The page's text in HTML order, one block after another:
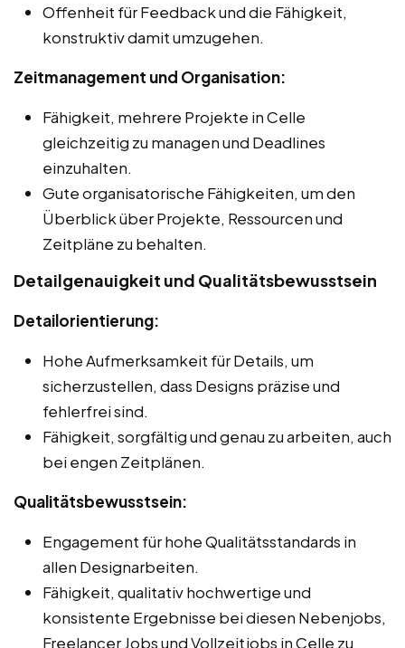
Offenheit für Feedback und die Fähigkeit,
konstruktiv damit umzugehen.
Zeitmanagement und Organisation:
Fähigkeit, mehrere Projekte in Celle
gleichzeitig zu managen und Deadlines
einzuhalten.
Gute organisatorische Fähigkeiten, um den
Überblick über Projekte, Ressourcen und
Zeitpläne zu behalten.
Detailgenauigkeit und Qualitätsbewusstsein
Detailorientierung:
Hohe Aufmerksamkeit für Details, um
sicherzustellen, dass Designs präzise und
fehlerfrei sind.
Fähigkeit, sorgfältig und genau zu arbeiten, auch
bei engen Zeitplänen.
Qualitätsbewusstsein:
Engagement für hohe Qualitätsstandards in
allen Designarbeiten.
Fähigkeit, qualitativ hochwertige und
konsistente Ergebnisse bei diesen Nebenjobs,
Freelancer Jobs und Vollzeitjobs in Celle zu